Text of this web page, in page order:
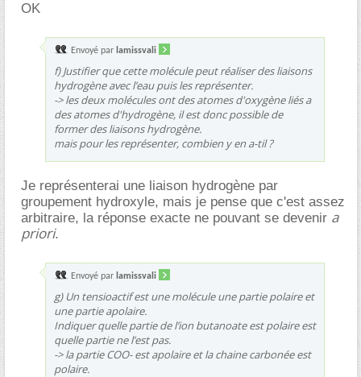
OK
Envoyé par lamissvali
f) Justifier que cette molécule peut réaliser des liaisons
hydrogène avec l’eau puis les représenter.
-> les deux molécules ont des atomes d'oxygène liés a
des atomes d'hydrogène, il est donc possible de
former des liaisons hydrogène.
mais pour les représenter, combien y en a-til ?
Je représenterai une liaison hydrogène par
groupement hydroxyle, mais je pense que c'est assez
arbitraire, la réponse exacte ne pouvant se devenir a
priori.
Envoyé par lamissvali
g) Un tensioactif est une molécule une partie polaire et
une partie apolaire.
Indiquer quelle partie de l’ion butanoate est polaire est
quelle partie ne l’est pas.
-> la partie COO- est apolaire et la chaine carbonée est
polaire.